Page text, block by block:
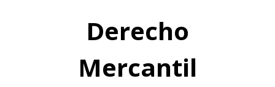
Derecho
Mercantil